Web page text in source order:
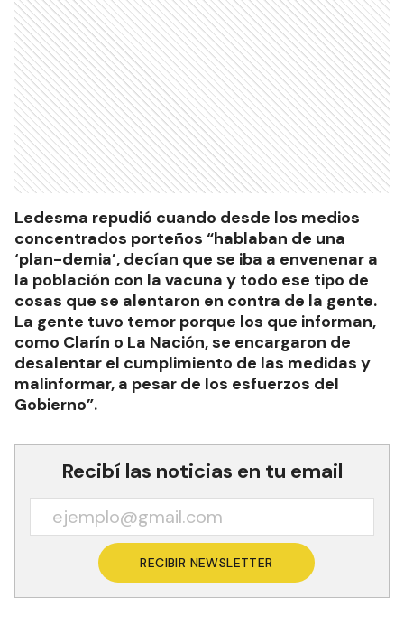
Ledesma repudió cuando desde los medios
concentrados porteños “hablaban de una
‘plan-demia’, decían que se iba a envenenar a
la población con la vacuna y todo ese tipo de
cosas que se alentaron en contra de la gente.
La gente tuvo temor porque los que informan,
como Clarín o La Nación, se encargaron de
desalentar el cumplimiento de las medidas y
malinformar, a pesar de los esfuerzos del
Gobierno”.
Recibí las noticias en tu email
RECIBIR NEWSLETTER